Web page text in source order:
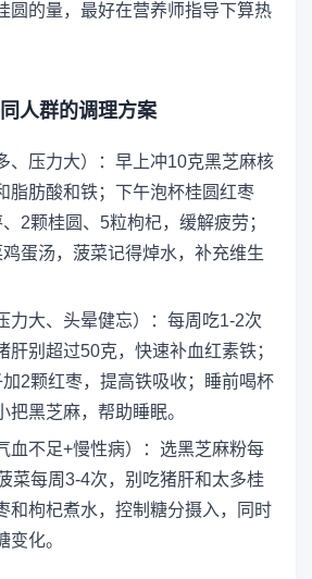
圆的量，最好在营养师指导下算热
人群的调理方案
、压力大）：早上冲10克黑芝麻核
脂肪酸和铁；下午泡杯桂圆红枣
2颗桂圆、5粒枸杞，缓解疲劳；
蛋汤，菠菜记得焯水，补充维生
力大、头晕健忘）：每周吃1-2次
肝别超过50克，快速补血红素铁；
2颗红枣，提高铁吸收；睡前喝杯
把黑芝麻，帮助睡眠。
血不足+慢性病）：选黑芝麻粉每
菜每周3-4次，别吃猪肝和太多桂
和枸杞煮水，控制糖分摄入，同时
变化。